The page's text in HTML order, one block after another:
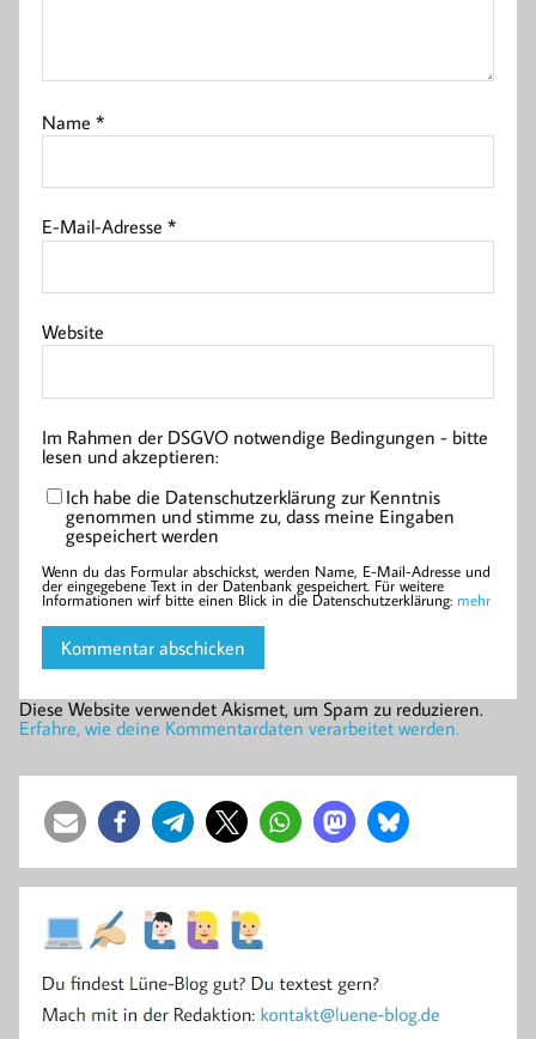
Name*
E-Mail-Adresse*
Website
Im Rahmen der DSGVO notwendige Bedingungen - bitte
lesen und akzeptieren:
Ich habe die Datenschutzerklärung zur Kenntnis
genommen und stimme zu, dass meine Eingaben
gespeichert werden
Wenn du das Formular abschickst, werden Name, E-Mail-Adresse und
der eingegebene Text in der Datenbank gespeichert. Für weitere
Informationen wirf bitte einen Blick in die Datenschutzerklärung: mehr
Diese Website verwendet Akismet, um Spam zu reduzieren.
Erfahre, wie deine Kommentardaten verarbeitet werden.